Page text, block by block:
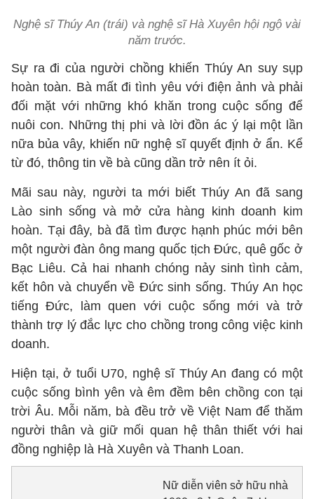
Nghệ sĩ Thúy An (trái) và nghệ sĩ Hà Xuyên hội ngộ vài
năm trước.
Sự ra đi của người chồng khiến Thúy An suy sụp
hoàn toàn. Bà mất đi tình yêu với điện ảnh và phải
đối mặt với những khó khăn trong cuộc sống để
nuôi con. Những thị phi và lời đồn ác ý lại một lần
nữa bủa vây, khiến nữ nghệ sĩ quyết định ở ẩn. Kể
từ đó, thông tin về bà cũng dần trở nên ít ỏi.
Mãi sau này, người ta mới biết Thúy An đã sang
Lào sinh sống và mở cửa hàng kinh doanh kim
hoàn. Tại đây, bà đã tìm được hạnh phúc mới bên
một người đàn ông mang quốc tịch Đức, quê gốc ở
Bạc Liêu. Cả hai nhanh chóng nảy sinh tình cảm,
kết hôn và chuyển về Đức sinh sống. Thúy An học
tiếng Đức, làm quen với cuộc sống mới và trở
thành trợ lý đắc lực cho chồng trong công việc kinh
doanh.
Hiện tại, ở tuổi U70, nghệ sĩ Thúy An đang có một
cuộc sống bình yên và êm đềm bên chồng con tại
trời Âu. Mỗi năm, bà đều trở về Việt Nam để thăm
người thân và giữ mối quan hệ thân thiết với hai
đồng nghiệp là Hà Xuyên và Thanh Loan.
Nữ diễn viên sở hữu nhà